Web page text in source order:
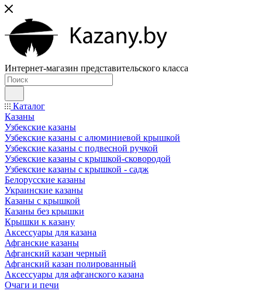
Интернет-магазин представительского класса
Каталог
Казаны
Узбекские казаны
Узбекские казаны с алюминиевой крышкой
Узбекские казаны с подвесной ручкой
Узбекские казаны с крышкой-сковородой
Узбекские казаны с крышкой - садж
Белорусские казаны
Украинские казаны
Казаны с крышкой
Казаны без крышки
Крышки к казану
Аксессуары для казана
Афганские казаны
Афганский казан черный
Афганский казан полированный
Аксессуары для афганского казана
Очаги и печи